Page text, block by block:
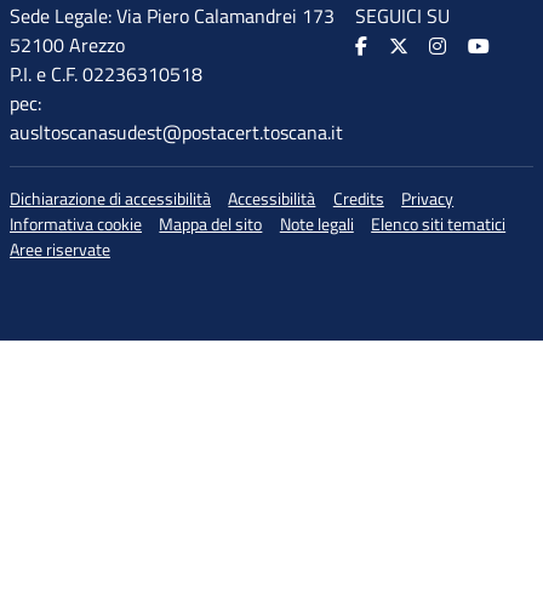
Sede Legale: Via Piero Calamandrei 173
52100 Arezzo
P.I. e C.F. 02236310518
pec:
ausltoscanasudest@postacert.toscana.it
SEGUICI SU
Dichiarazione di accessibilità Accessibilità Credits
Privacy
Informativa cookie
Mappa del sito Note legali
Elenco siti tematici
Aree riservate